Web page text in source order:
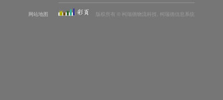
网站地图 版权所有 © 柯瑞德物流科技, 柯瑞德信息系统